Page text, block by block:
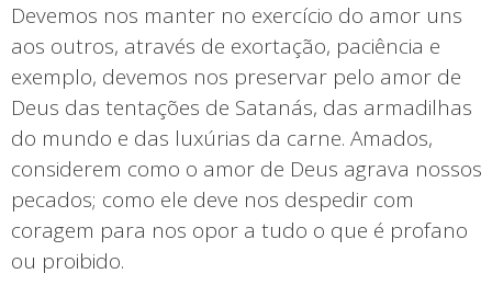
Devemos nos manter no exercício do amor uns
aos outros, através de exortação, paciência e
exemplo, devemos nos preservar pelo amor de
Deus das tentações de Satanás, das armadilhas
do mundo e das luxúrias da carne. Amados,
considerem como o amor de Deus agrava nossos
pecados; como ele deve nos despedir com
coragem para nos opor a tudo o que é profano
ou proibido.